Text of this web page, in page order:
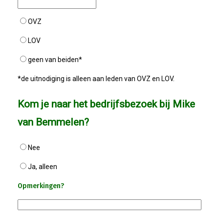
OVZ
LOV
geen van beiden*
*de uitnodiging is alleen aan leden van OVZ en LOV.
Kom je naar het bedrijfsbezoek bij Mike
van Bemmelen?
Nee
Ja, alleen
Opmerkingen?